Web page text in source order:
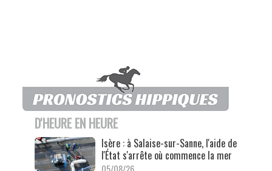
D'HEURE EN HEURE
Isère : à Salaise-sur-Sanne, l'aide de
l'État s'arrête où commence la mer